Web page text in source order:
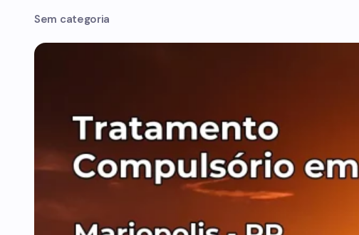
Sem categoria